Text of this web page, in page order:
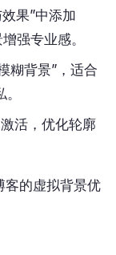
果”中添加
强专业感。
糊背景”，适合
活，优化轮廓
客的虚拟背景优